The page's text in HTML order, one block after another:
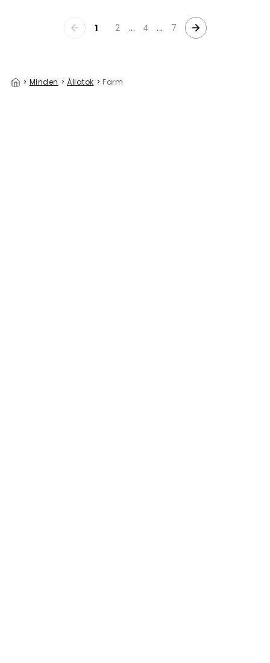
1 2 ... 4 ... 7
> Minden > Állatok > Farm